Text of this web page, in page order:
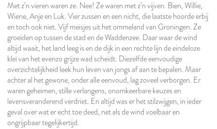
Met z’n vieren waren ze. Nee! Ze waren met z’n vijven. Bien, Willie,
Wiene, Anje en Luk. Vier zussen en een nicht, die laatste hoorde erbij
en toch ook niet. Vijf meisjes uit het ommeland van Groningen. Ze
groeiden op tussen de stad en de Waddenzee. Daar waar de wind
altijd waait, het land leeg is en de dijk in een rechte lijn de eindeloze
klei van het evenzo grijze wad scheidt. Diezelfde eenvoudige
overzichtelijkheid leek hun leven van jongs af aan te bepalen. Maar
achter al het gewone, onder alle eenvoud, lag zoveel verborgen. Er
waren geheimen, stille verlangens, onomkeerbare keuzes en
levensveranderend verdriet. En altijd was er het stilzwijgen, in ieder
geval over wat er echt toe deed, net als de wind voelbaar en
ongrijpbaar tegelijkertijd.